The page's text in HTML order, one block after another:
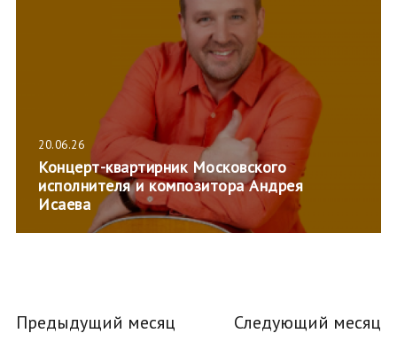
20.06.26
Концерт-квартирник Московского
исполнителя и композитора Андрея
Исаева
Предыдущий месяц Следующий месяц